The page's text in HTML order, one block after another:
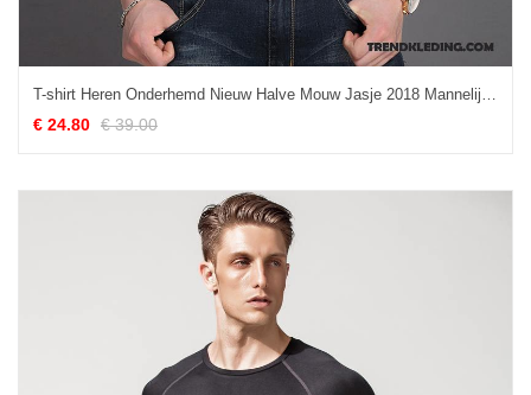
T-shirt Heren Onderhemd Nieuw Halve Mouw Jasje 2018 Mannelijk Effen Kleur Wit
€ 24.80 € 39.00